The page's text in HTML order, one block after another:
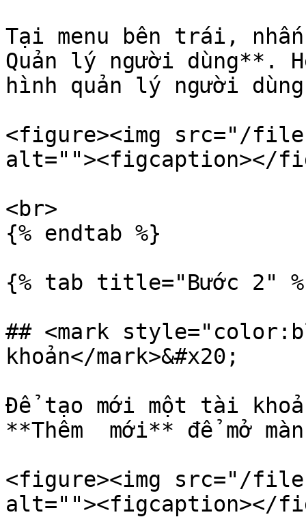
Tại menu bên trái,
Quản lý người dùng**.
hình quản lý người
<figure><img src="/files/
alt=""><figcaption></
<br>
{% endtab %}
{% tab title="Bước 2"
## <mark
khoản</mark>&#x20;
Để tạo mới một tài
**Thêm  mới** để mở
<figure><img src="/
alt=""><figcaption></